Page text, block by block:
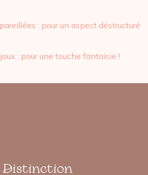
: pour un aspect déstructuré
: pour une touche fantaisie !